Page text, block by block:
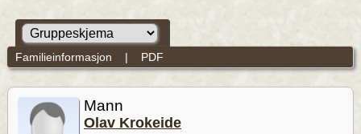
Familieinformasjon | PDF
Mann
Olav Krokeide